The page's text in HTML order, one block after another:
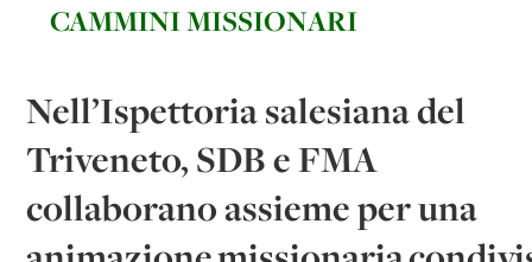
CAMMINI MISSIONARI
Nell’Ispettoria salesiana del
Triveneto, SDB e FMA
collaborano assieme per una